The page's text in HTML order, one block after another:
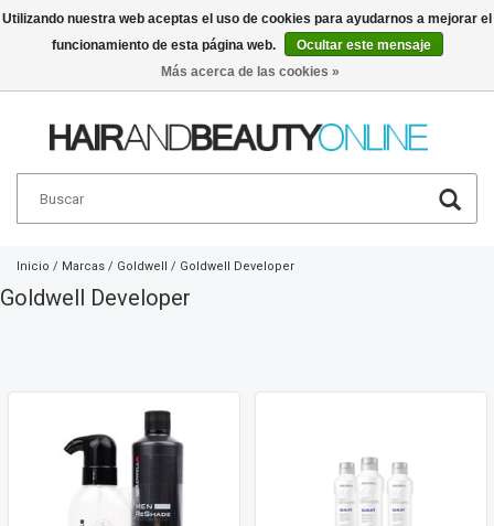
Español €
Inicio / Marcas / Goldwell / Goldwell Developer
Goldwell Developer
Utilizando nuestra web aceptas el uso de cookies para ayudarnos a mejorar el
funcionamiento de esta página web.
Ocultar este mensaje
Más acerca de las cookies »